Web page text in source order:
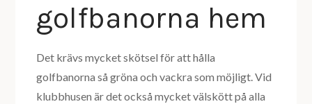
golfbanorna hem
Det krävs mycket skötsel för att hålla
golfbanorna så gröna och vackra som möjligt. Vid
klubbhusen är det också mycket välskött på alla